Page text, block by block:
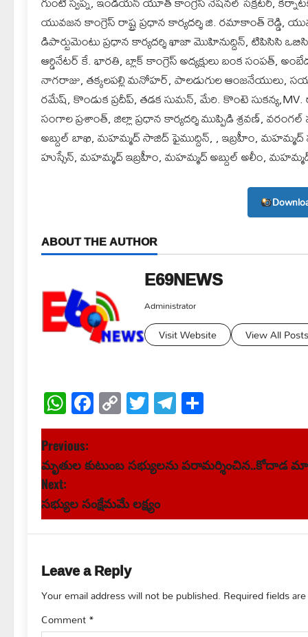
యువజన కాంగ్రెస్ రాష్ట్ర ప్రధాన కార్యదర్శి జి. రమాకాంత్ రెడ్డి,
డిపార్టుమెంటు ప్రధాన కార్యదర్శి ఖాజా మొహినుద్దిన్, టిపిసిసి
ఆర్డినేటర్ కే. భారతి, బ్లాక్ కాంగ్రెస్ అద్యక్షులు బంక
నాగరాజు, తక్కలపల్లి మనోహర్, పాలడుగుల ఆంజనేయులు,
రమేష్, కొండుక ప్రదీప్, తడక సుమన్, మేరి. కొంటె
సంగాల ప్రశాంత్, జిల్లా ప్రధాన కార్యదర్శి ముప్పిడి శ్రవణ్,
అబ్దుల్ బాఖి, మహమ్మద్ సాజిద్ ఫైముద్దిన్, , ఇబ్రహీం,
హుస్సేన్, మహమ్మద్ ఇబ్రహీం, మహమ్మద్ అబ్దుల్ అలీం,
ABOUT THE AUTHOR
E69NEWS
Administrator
Visit Website View All Posts
WhatsApp
Facebook
Copy
Link
TwitterTelegram
P
o
s
n
a
v
Previous:
మృతుల కుటుంబ సభ్యులను పరామర్శించిన..కోదాడ
Next:
సభ్యుల సంక్షేమమే లక్ష్యం
Leave a Reply
Your email address will not be published. Required fields
Comment*